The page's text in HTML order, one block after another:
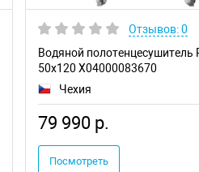
Отзывов: 0
Водяной полотенцесушитель
50х120 X04000083670
Чехия
79 990 р.
Посмотреть